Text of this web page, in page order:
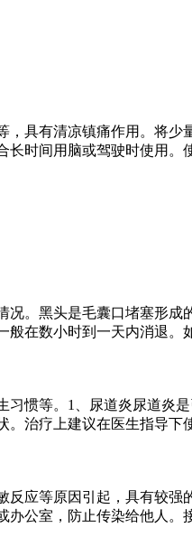
具有清凉镇痛作用。将少
时间用脑或驾驶时使用。
。黑头是毛囊口堵塞形成
在数小时到一天内消退。
惯等。1、尿道炎尿道炎
治疗上建议在医生指导下
应等原因引起，具有较强
公室，防止传染给他人。